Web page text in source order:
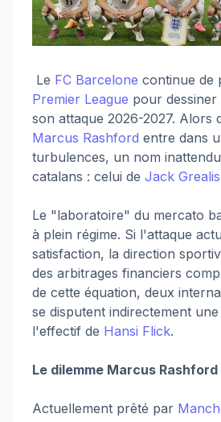
Le FC Barcelone continue de
Premier League pour
son attaque 2026-2027. Alors
Marcus Rashford entre dans
turbulences, un nom
catalans : celui de Jack
Le "laboratoire" du mercato
à plein régime. Si l'attaque
satisfaction, la direction
des arbitrages financiers
de cette équation, deux
se disputent indirectement
l'effectif de Hansi Flick.
Le dilemme Marcus Rashford
Actuellement prêté par